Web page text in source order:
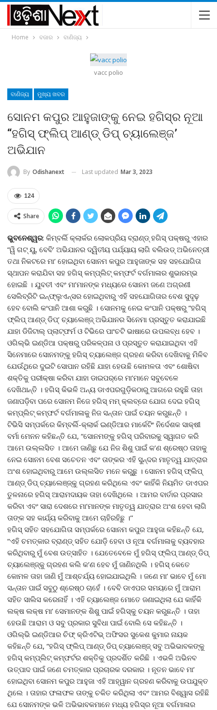
Home ବଜାର ବାଣିଜ୍ୟ
vacc polio
ବାଣିଜ୍ୟ ମୁଖ୍ୟ ଖବର
ସୋନମ କପୁର ଆହୁଜାଙ୍କୁ ନେଇ ହଗିସ୍‌ର ନୂଆ
“ହଗିସ୍ ଫ୍ଲିପ୍ ଆଣ୍ଡ୍ ଡିପ୍ ଚ୍ୟାଲେଞ୍ଜ’
ଅଭିଯାନ
By Odishanext Last updated Mar 3, 2023
124
Share
ଭୁବନେଶ୍ୱର: କିମ୍ବର୍ଲି କ୍ଲାର୍କର ଲୋକପ୍ରିୟ ବ୍ରାଣ୍ଡ୍ ହଗିସ୍ ପକ୍ଷରୁ ଏହାର
“ୱି ଗଟ୍ ୟୁ, ବେବି’ ଅଭିଯାନର ଦ୍ୱିତୀୟ ପର୍ଯ୍ୟାୟ ଲାଗି ବଲିଉଡ୍ ଅଭିନେତ୍ରୀ
ତଥା ନିକଟରେ ମା’ ହୋଇଥିବା ସୋନମ କପୁର ଆହୁଜାଙ୍କ ସହ ସହଯୋଗିତା
ସ୍ଥାପନ କରାଯିବା ସହ ହଗିସ୍ କମ୍ପ୍ଲିଟ୍ କମ୍ଫର୍ଟ ବର୍ଗମାଳାର ଶୁଭାରମ୍ଭ
ହୋଇଛି । ଯୁବତୀ ଏବଂ ମା’ମାନଙ୍କ ମଧ୍ୟରେ ସୋନମ ଜଣେ ଅଗ୍ରଣୀ
ସେଲିବ୍ରିଟି ଇନ୍‌ଫ୍ଲୁଏନ୍‌ସର ହୋଇଥିବାରୁ ଏହି ସହଯୋଗିତାର ବେଶ ସୁଦୃଢ଼
ହେବ ବୋଲି କଂପାନି ଆଶା କରୁଛି । ସୋନମକୁ ନେଇ କଂପାନି ପକ୍ଷରୁ “ହଗିସ୍
ଫ୍ଲିପ୍ ଆଣ୍ଡ୍ ଡିପ୍‌’ ଚ୍ୟାଲେଞ୍ଜ୍ ଅଭିଯାନର ସିନେମା ପ୍ରସ୍ତୁତ କରାଯାଇଛି
ଯାହା ଡିଜିଟାଲ୍ ପ୍ଲାଟ୍‌ଫର୍ମ ଓ ଟିଭିରେ ପାଂଚଟି ଭାଷାରେ ଉପଲବ୍ଧ ହେବ ।
ଓଗିଲ୍‌ଭି ଇଣ୍ଡିଆ ପକ୍ଷରୁ ପରିକଳ୍ପନା ଓ ପ୍ରସ୍ତୁତ କରାଯାଇଥିବା ଏହି
ସିନେମାରେ ସୋନମଙ୍କୁ ହଗିସ୍ ଚ୍ୟାଲେଞ୍ଜ ଗ୍ରହଣ କରିବା ଦେଖିବାକୁ ମିଳିବ
ଯେଉଁଥିରେ ଦୁଇଟି ସୋପାନ ରହିଛି ଯାହା ହେଉଛି କୋମଳତା ଏବଂ ଶୋଷିବା
ଶକ୍ତିକୁ ପରୀକ୍ଷା କରିବା ଯାହା ଡାଇପର୍‌ରେ ମା’ମାନେ ସବୁବେଳେ
ଦେଖିଥାନ୍ତି । ହଗିସ୍ କିଭଳି ଅନ୍ୟ ଡାଏପରଗୁଡ଼ିକଠାରୁ ଆଗରେ ରହୁଛି ତାହା
ଜଣାପଡ଼ିବା ପରେ ସୋନମ ନିଜେ ହଗିସ୍ ମମ୍ କ୍ଲବ୍‌ରେ ଯୋଗ ଦେଇ ହଗିସ୍
କମ୍ପ୍ଲିଟ୍ କମ୍ଫର୍ଟ ବର୍ଗମାଳାକୁ ନିଜ ସନ୍ତାନ ପାଇଁ ଚୟନ କରୁଛନ୍ତି ।
ଟିଭିସି ସମ୍ପର୍କରେ କିମ୍ବର୍ଲି-କ୍ଲାର୍କ ଇଣ୍ଡିଆର ମାର୍କେଟିଂ ନିର୍ଦେଶକ ସାକ୍ଷୀ
ବର୍ମା ମେନନ କହିଛନ୍ତି ଯେ, “ସୋନମଙ୍କୁ ହଗିସ୍ ପରିବାରକୁ ସ୍ୱାଗତ କରି
ଆମେ ଉଲ୍ଲସିତ । ଆମେ ଜାଣିଛୁ ଯେ ନିଜ ଶିଶୁ ପାଇଁ କ’ଣ ଶ୍ରେଷ୍ଠ ତାହାକୁ
ନେଇ ସୋନମ ବେଶ ସଚେତନ ଏବଂ ତାଙ୍କର ଏହି ସୁନ୍ଦର ମାତୃତ୍ୱ ଯାତ୍ରାର
ଅଂଶ ହୋଇଥିବାରୁ ଆମେ ଉଲ୍ଲସିତ ମନେ କରୁଛୁ । ସୋନମ ହଗିସ୍ ଫ୍ଲିପ୍
ଆଣ୍ଡ୍ ଡିପ୍ ଚ୍ୟାଲେଞ୍ଜ୍‌କୁ ଗ୍ରହଣ କରିଥିଲେ ଏବଂ କାହିଁକି ନିୟମିତ ଡାଏପର
ତୁଳନାରେ ହଗିସ୍ ଆରାମଦାୟକ ତାହା ଦେଖିଥିଲେ । ଆମର ବାର୍ତାର ପ୍ରସାର
କରିବା ଏବଂ ସାରା ଦେଶରେ ମା’ମାନଙ୍କ ମାତୃତ୍ୱ ଯାତ୍ରାର ଅଂଶ ହେବା ଲାଗି
ତାଙ୍କ ସହ କାର୍ଯ୍ୟ କରିବାକୁ ଆମେ ଚାହିରହିଛୁ ।’’
ହଗିସ୍ ସହିତ ସହଯୋଗିତା ସମ୍ପର୍କରେ ସୋନମ କପୁର ଆହୁଜା କହିଛନ୍ତି ଯେ,
“ଏହି ଚମତ୍କାର ବ୍ରାଣ୍ଡ୍ ସହିତ ଯୋଡ଼ି ହେବା ଓ ନୂଆ ବର୍ଗମାଳାକୁ ବ୍ୟବହାର
କରିଥିବାରୁ ମୁଁ ବେଶ ଉତ୍ସାହିତ । ଯେତେବେଳେ ମୁଁ ହଗିସ୍ ଫ୍ଲିପ୍ ଆଣ୍ଡ୍ ଡିପ୍
ଚ୍ୟାଲେଞ୍ଜ୍‌କୁ ଗ୍ରହଣ କଲି କ’ଣ ହେବ ମୁଁ ଜାଣିନଥିଲି । ହଗିସ୍ କେତେ
କୋମଳ ତାହା ଜାଣି ମୁଁ ଆଶ୍ଚର୍ଯ୍ୟ ହୋଇଯାଇଥିଲି । ଜଣେ ମା’ ଭାବେ ମୁଁ ମୋ
ସନ୍ତାନ ପାଇଁ ସବୁଠୁ ଶ୍ରେଷ୍ଠ ଚାହେଁ । ବେବି ଡାଏପର ସମୟରେ ମୁଁ ଆରାମ
ସହିତ ସାଲିସ କରେନାହିଁ । ଏହି ଚ୍ୟାଲେଞ୍ଜ ମୋତେ ଜଣାଇଥିଲା ଯେ କାହିଁକି
ଲକ୍ଷ ଲକ୍ଷ ମା’ ସେମାନଙ୍କ ଶିଶୁ ପାଇଁ ହଗିସ୍‌କୁ ଚୟନ କରୁଛନ୍ତି । ତାହା
ହେଉଛି ଆରାମ ଓ ସବୁ ପ୍ରକାର ସୁବିଧା ପାଇଁ ବୋଲି ସେ କହିଛନ୍ତି ।
ଓଗିଲ୍‌ଭି ଇଣ୍ଡିଆର ଚିଫ୍ କ୍ରିଏଟିଭ୍ ଅଫିସର ସୁକେଶ କୁମାର ନାୟକ
କହିଛନ୍ତି ଯେ, “ହଗିସ୍ ଫ୍ଲିପ୍ ଆଣ୍ଡ୍ ଡିପ୍ ଚ୍ୟାଲେଞ୍ଜ୍ ସବୁ ଅଭିଭାବକଙ୍କୁ
ହଗିସ୍ କମ୍ପ୍ଲିଟ୍ କମ୍ଫର୍ଟର ଶକ୍ତିକୁ ପ୍ରଦର୍ଶିତ କରିଛି । ଏଭଳି ଅଭିନବ
ଉତ୍ପାଦ ପାଇଁ ଜଣେ ଚମତ୍କାର ପ୍ରଚାରକ ଦରକାର । ନୂତନ ଭାବେ ମା’
ହୋଇଥିବା ସୋନମ କପୁର ଆହୁଜା ଏହି ଆହ୍ୱାନ ଗ୍ରହଣ କରିବାକୁ ଉପଯୁକ୍ତ
ଥିଲେ । ତାହାର ଫଳାଫଳ ତାଙ୍କୁ ଚକିତ କରିଥିଲା ଏବଂ ଆମର ବିଶ୍ୱାସ ରହିଛି
ଯେ ସୋନମଙ୍କ ଭଳି ଅଭିଭାବକମାନେ ମଧ୍ୟ ହଗିସ୍‌ର ନୂଆ ବର୍ଗମାଳାର